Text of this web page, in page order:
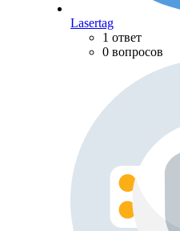
Lasertag
1 ответ
0 вопросов